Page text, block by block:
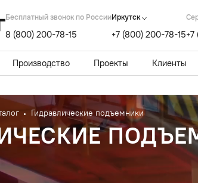
Бесплатный звонок по России
8 (800) 200-78-15
Иркутск
+7 (800) 200-78-15
Производство Проекты Клиенты
Гидравлические подъемники